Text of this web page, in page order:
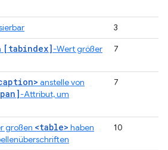
3
[tabindex]-Wert größer
7
anstelle von
-Attribut, um
7
großen <table> haben
10